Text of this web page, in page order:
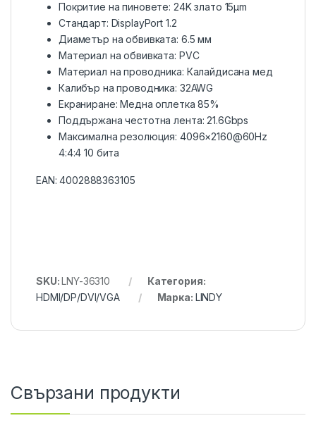
Покритие на пиновете: 24K злато 15µm
Стандарт: DisplayPort 1.2
Диаметър на обвивката: 6.5 мм
Материал на обвивката: PVC
Материал на проводника: Калайдисана мед
Калибър на проводника: 32AWG
Екраниране: Медна оплетка 85%
Поддържана честотна лента: 21.6Gbps
Максимална резолюция: 4096×2160@60Hz
4:4:4 10 бита
EAN: 4002888363105
SKU:LNY-36310
Категория:
HDMI/DP/DVI/VGA
Марка: LINDY
Свързани продукти